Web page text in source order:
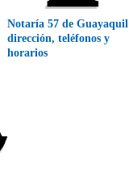
Notaría 57 de Guayaquil
dirección, teléfonos y
horarios